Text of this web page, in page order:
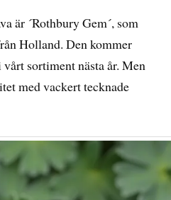
är ´Rothbury Gem´, som
Holland. Den kommer
sortiment nästa år. Men
med vackert tecknade